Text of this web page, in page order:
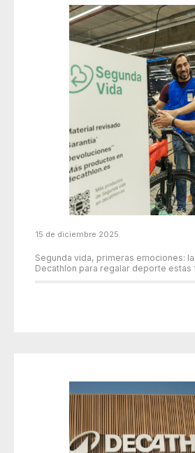
15 de diciembre 2025
Segunda vida, primeras emociones:
Decathlon para regalar deporte estas